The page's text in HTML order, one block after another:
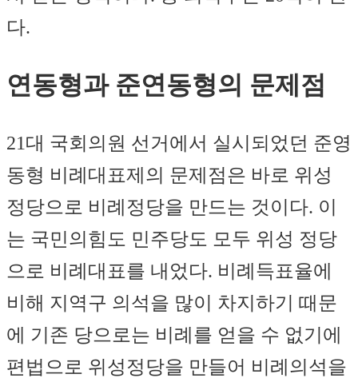
다.
연동형과 준연동형의 문제점
21대 국회의원 선거에서 실시되었던 준영
동형 비례대표제의 문제점은 바로 위성
정당으로 비례정당을 만드는 것이다. 이
는 국민의힘도 민주당도 모두 위성 정당
으로 비례대표를 내었다. 비례득표율에
비해 지역구 의석을 많이 차지하기 때문
에 기존 당으로는 비례를 얻을 수 없기에
편법으로 위성정당을 만들어 비례의석을